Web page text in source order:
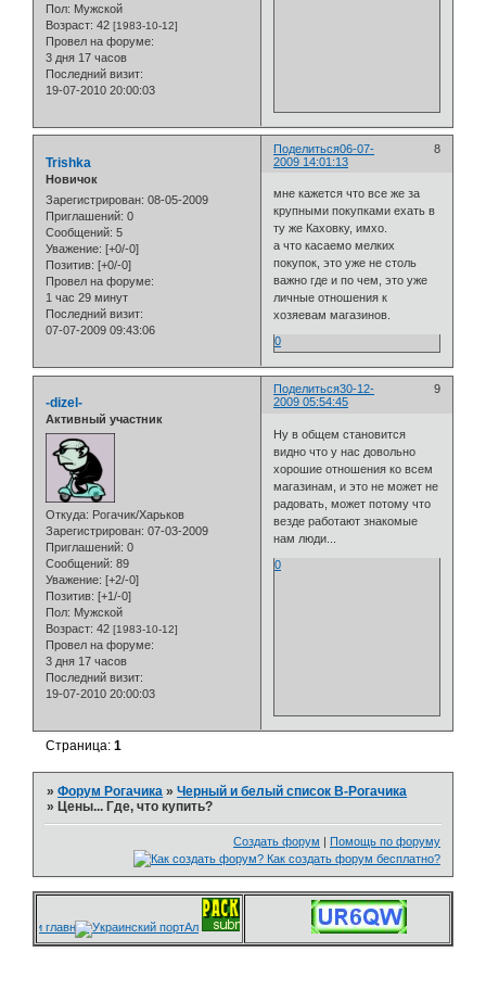
Пол: Мужской
Возраст: 42 [1983-10-12]
Провел на форуме:
3 дня 17 часов
Последний визит:
19-07-2010 20:00:03
Поделиться 8
06-07-
2009 14:01:13
Trishka
Новичок
Зарегистрирован: 08-05-2009
Приглашений: 0
Сообщений: 5
Уважение: [+0/-0]
Позитив: [+0/-0]
Провел на форуме:
1 час 29 минут
Последний визит:
07-07-2009 09:43:06
мне кажется что все же за
крупными покупками ехать в
ту же Каховку, имхо.
а что касаемо мелких
покупок, это уже не столь
важно где и по чем, это уже
личные отношения к
хозяевам магазинов.
0
Поделиться 9
30-12-
2009 05:54:45
-dizel-
Активный участник
Откуда: Рогачик/Харьков
Зарегистрирован: 07-03-2009
Приглашений: 0
Сообщений: 89
Уважение: [+2/-0]
Позитив: [+1/-0]
Пол: Мужской
Возраст: 42 [1983-10-12]
Провел на форуме:
3 дня 17 часов
Последний визит:
19-07-2010 20:00:03
Ну в общем становится
видно что у нас довольно
хорошие отношения ко всем
магазинам, и это не может не
радовать, может потому что
везде работают знакомые
нам люди...
0
Страница:1
»Форум Рогачика »Черный и белый список В-Рогачика
» Цены... Где, что купить?
Создать форум | Помощь по форуму